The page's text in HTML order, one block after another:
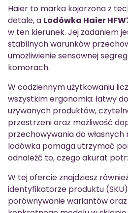
Haier to marka kojarzona z
detale, a Lodówka Haier
w ten kierunek. Jej zadaniem
stabilnych warunków
umożliwienie sensownej
komorach.
W codziennym użytkowaniu
wszystkim ergonomia: łatwy
używanych produktów,
przestrzeni oraz możliwość
przechowywania do własnych
lodówka pomaga utrzymać
odnaleźć to, czego akurat
W tej ofercie znajdziesz
identyfikatorze produktu
porównywanie wariantów